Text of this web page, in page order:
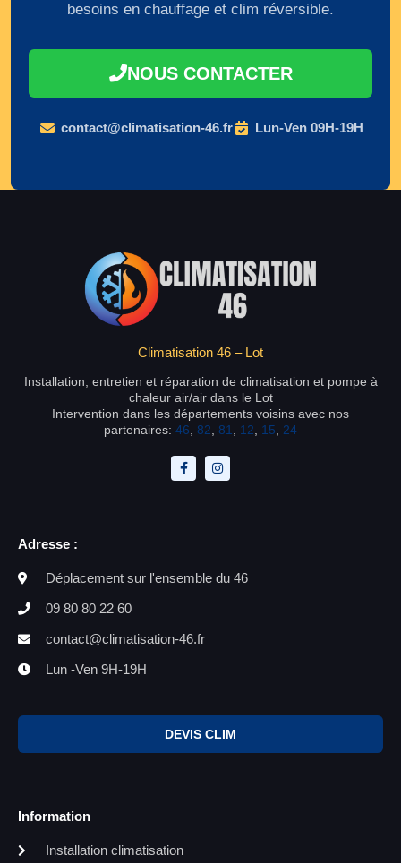
besoins en chauffage et clim réversible.
NOUS CONTACTER
contact@climatisation-46.fr Lun-Ven 09H-19H
Climatisation 46 – Lot
Installation, entretien et réparation de climatisation et pompe à
chaleur air/air dans le Lot
Intervention dans les départements voisins avec nos
partenaires: 46 82 81 12 15 24
Adresse :
Déplacement sur l'ensemble du 46
09 80 80 22 60
contact@climatisation-46.fr
Lun -Ven 9H-19H
DEVIS CLIM
Information
Installation climatisation